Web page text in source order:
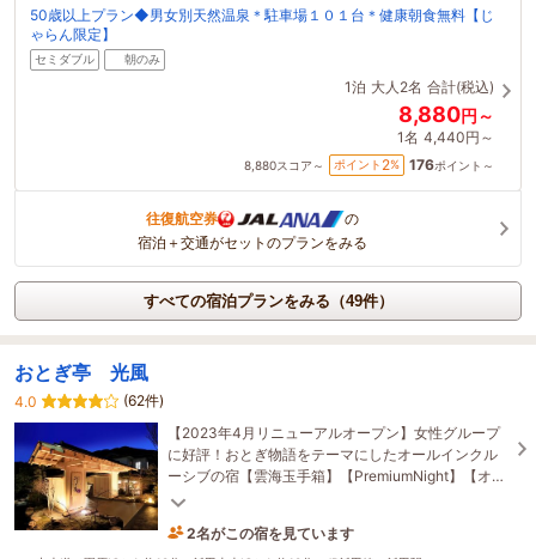
50歳以上プラン◆男女別天然温泉＊駐車場１０１台＊健康朝食無料【じ
ゃらん限定】
セミダブル 朝のみ
1泊 大人2名 合計(税込)
8,880円～
1名 4,440円～
8,880スコア～ ポイント 2% 176ポイント～
往復航空券
の
宿泊＋交通がセットのプランをみる
すべての宿泊プランをみる（49件）
おとぎ亭 光風
4.0
(62件)
【2023年4月リニューアルオープン】女性グループ
に好評！おとぎ物語をテーマにしたオールインクル
ーシブの宿【雲海玉手箱】【PremiumNight】【オシ
ャレ障子】が人気♪星空の阿智村／昼神温泉『美人の
56分前に予約されました